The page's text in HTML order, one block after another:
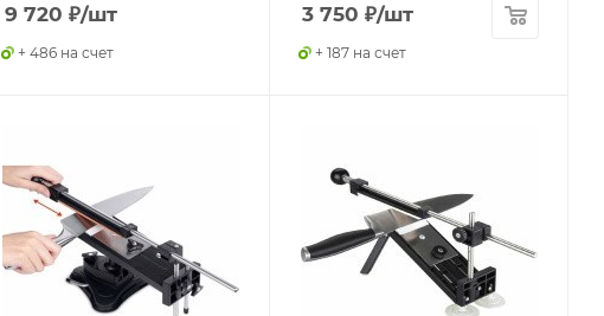
9 720 ₽/шт
+ 486 на счет
3 750 ₽/шт
+ 187 на счет